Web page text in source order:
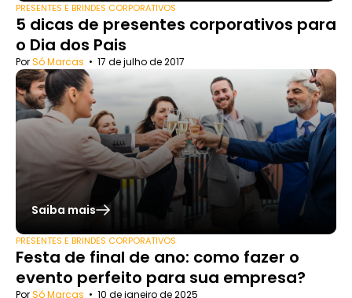
PRESENTES E BRINDES CORPORATIVOS
5 dicas de presentes corporativos para
o Dia dos Pais
PorSó Marcas • 17 de julho de 2017
Saiba mais
PRESENTES E BRINDES CORPORATIVOS
Festa de final de ano: como fazer o
evento perfeito para sua empresa?
PorSó Marcas • 10 de janeiro de 2025